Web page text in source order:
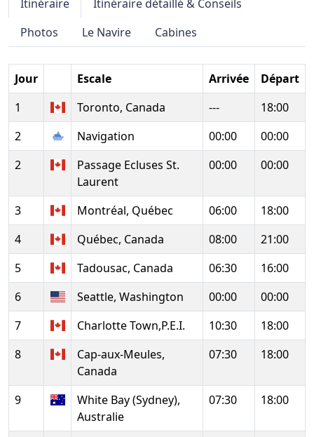
Itinéraire
Itinéraire détaillé & Conseils
Photos
Le Navire Cabines
Jour Escale Arrivée
Départ
1
Toronto, Canada ---
18:00
2
Navigation 00:00
00:00
2
Passage Ecluses St.
Laurent
00:00 00:00
3 Montréal, Québec 06:00
18:00
4
Québec, Canada 08:00
21:00
5
Tadousac, Canada 06:30
16:00
6
Seattle, Washington 00:00
00:00
7
Charlotte Town,P.E.I. 10:30
18:00
8
Cap-aux-Meules,
Canada
07:30 18:00
9
White Bay (Sydney),
Australie
07:30 18:00